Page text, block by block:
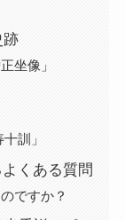
跡
坐像」
訓」
くある質問
ですか？